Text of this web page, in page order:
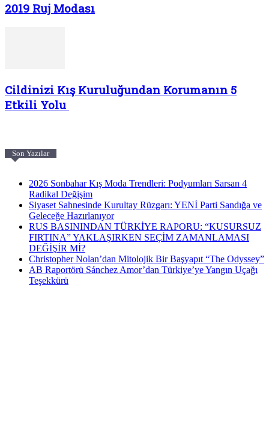
2019 Ruj Modası
Cildinizi Kış Kuruluğundan Korumanın 5
Etkili Yolu
Son Yazılar
2026 Sonbahar Kış Moda Trendleri: Podyumları Sarsan 4
Radikal Değişim
Siyaset Sahnesinde Kurultay Rüzgarı: YENİ Parti Sandığa ve
Geleceğe Hazırlanıyor
RUS BASININDAN TÜRKİYE RAPORU: “KUSURSUZ
FIRTINA” YAKLAŞIRKEN SEÇİM ZAMANLAMASI
DEĞİŞİR Mİ?
Christopher Nolan’dan Mitolojik Bir Başyapıt “The Odyssey”
AB Raportörü Sánchez Amor’dan Türkiye’ye Yangın Uçağı
Teşekkürü